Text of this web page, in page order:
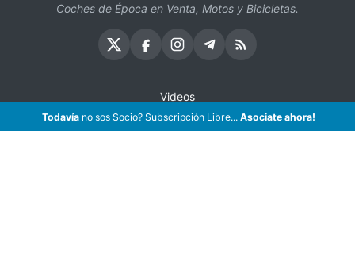
Coches de Época en Venta, Motos y Bicicletas.
Videos
Oficios
Todavíano sos Socio? Subscripción Libre... Asociate ahora!